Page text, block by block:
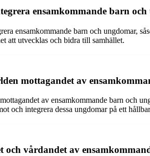
ensamkommande barn
ensamkommande barn och ungdomar,
att utvecklas och bidra till samhället.
mottagandet av
av ensamkommande barn och
och integrera dessa ungdomar på ett
vårdandet av